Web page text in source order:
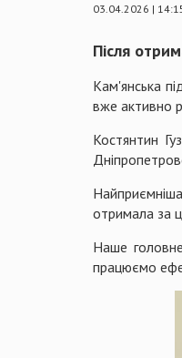
03.04.2026 |
Після
Кам'янська
вже активно
Костянтин
отримала за
Наше
працюємо